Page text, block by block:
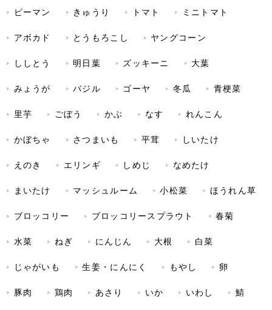
ピーマン きゅうり トマト ミニトマト
アボカド とうもろこし ヤングコーン
ししとう 明日葉 ズッキーニ 大葉
みょうが バジル ゴーヤ 冬瓜 青梗菜
里芋 ごぼう かぶ なす れんこん
かぼちゃ さつまいも 平茸 しいたけ
えのき エリンギ しめじ なめたけ
まいたけ マッシュルーム 小松菜 ほうれん草
ブロッコリー ブロッコリースプラウト 春菊
水菜 ねぎ にんじん 大根 白菜
じゃがいも 生姜・にんにく もやし 卵
豚肉 鶏肉 あさり いか いわし 鯖